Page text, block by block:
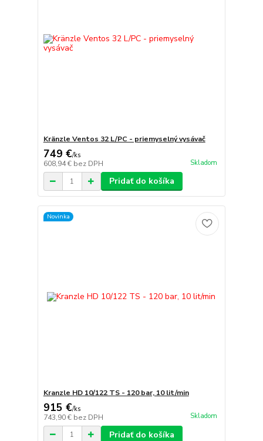
Kränzle Ventos 32 L/PC - priemyselný vysávač
749 €/ks
608,94 € bez DPH Skladom
Pridať do košíka
Novinka
Kranzle HD 10/122 TS - 120 bar, 10 lit/min
915 €/ks
743,90 € bez DPH Skladom
Pridať do košíka